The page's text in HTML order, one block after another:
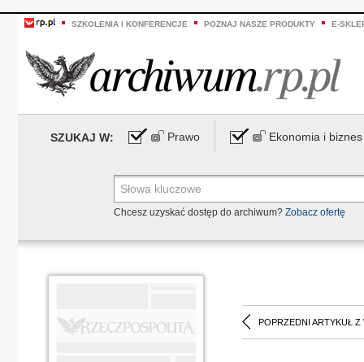
SZKOLENIA I KONFERENCJE POZNAJ NASZE PRODUKTY E-
SZUKAJ W: Prawo Ekonomia i biznes
Chcesz uzyskać dostęp do archiwum? Zobacz ofertę
POPRZEDNI ARTYKUŁ Z